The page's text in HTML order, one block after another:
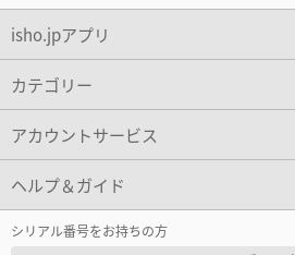
isho.jpアプリ
カテゴリー
アカウントサービス
ヘルプ＆ガイド
シリアル番号をお持ちの方